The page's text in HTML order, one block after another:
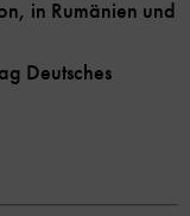
in Rumänien und
Deutsches